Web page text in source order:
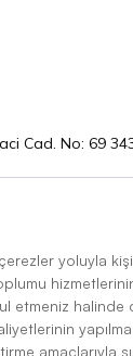
Cad. No: 69
310 33 00
227 52 00
04 27